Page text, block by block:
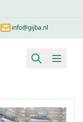
info@gijba.nl